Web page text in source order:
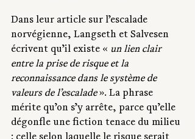
Dans leur article sur l’escalade
norvégienne, Langseth et Salvesen
écrivent qu’il existe « un lien clair
entre la prise de risque et la
reconnaissance dans le système de
valeurs de l’escalade ». La phrase
mérite qu’on s’y arrête, parce qu’elle
dégonfle une fiction tenace du milieu